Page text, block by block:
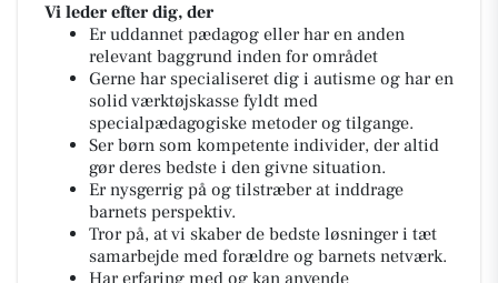
Vi leder efter dig, der
Er uddannet pædagog eller har en anden
relevant baggrund inden for området
Gerne har specialiseret dig i autisme og har en
solid værktøjskasse fyldt med
specialpædagogiske metoder og tilgange.
Ser børn som kompetente individer, der altid
gør deres bedste i den givne situation.
Er nysgerrig på og tilstræber at inddrage
barnets perspektiv.
Tror på, at vi skaber de bedste løsninger i tæt
samarbejde med forældre og barnets netværk.
Har erfaring med og kan anvende